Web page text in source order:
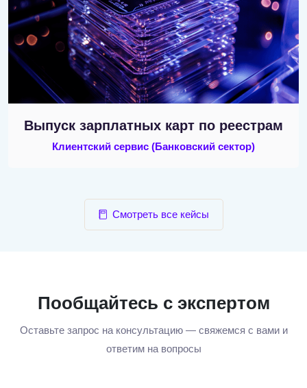
Выпуск зарплатных карт по реестрам
Клиентский сервис (Банковский сектор)
Смотреть все кейсы
Пообщайтесь с экспертом
Оставьте запрос на консультацию — свяжемся с вами и
ответим на вопросы